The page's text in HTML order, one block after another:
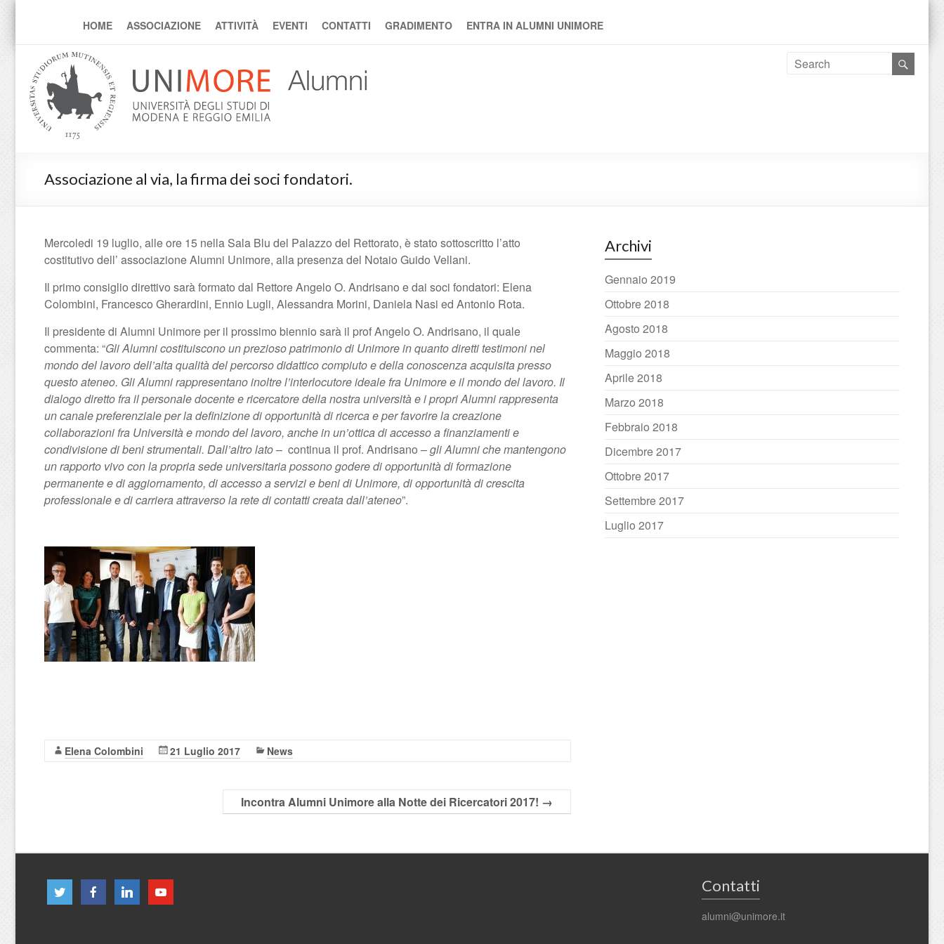
alumni
HOME ASSOCIAZIONE ATTIVITÀ EVENTI CONTATTI GRADIMENTO ENTRA IN ALUMNI UNIMORE
Associazione al via, la firma dei soci fondatori.
Mercoledi 19 luglio, alle ore 15 nella Sala Blu del Palazzo del Rettorato, è stato sottoscritto l’atto
costitutivo dell’ associazione Alumni Unimore, alla presenza del Notaio Guido Vellani.
Il primo consiglio direttivo sarà formato dal Rettore Angelo O. Andrisano e dai soci fondatori: Elena
Colombini, Francesco Gherardini, Ennio Lugli, Alessandra Morini, Daniela Nasi ed Antonio Rota.
Il presidente di Alumni Unimore per il prossimo biennio sarà il prof Angelo O. Andrisano, il quale
commenta: “Gli Alumni costituiscono un prezioso patrimonio di Unimorein quanto diretti testimoni nel
mondo del lavoro dell’alta qualità del percorso didattico compiuto e della conoscenza acquisita presso
questo ateneo. Gli Alumni rappresentano inoltre l’interlocutore ideale fra Unimore e il mondo del lavoro. Il
dialogo diretto fra il personale docente e ricercatore della nostra università e i propri Alumni rappresenta
un canale preferenziale per la definizione di opportunità di ricerca e per favorire la creazione
collaborazioni fra Università e mondo del lavoro, anche in un’ottica di accesso a finanziamenti e
condivisione di beni strumentali. Dall’altro lato– continua il prof. Andrisano –gli Alumni che mantengono
un rapporto vivo con la propria sede universitaria possono godere di opportunità di formazione
permanente e di aggiornamento, di accesso a servizi e beni di Unimore, di opportunità di crescita
professionale e di carriera attraverso la rete di contatti creata dall’ateneo”.
Elena Colombini 21 Luglio 2017 News
Incontra Alumni Unimore alla Notte dei Ricercatori 2017! →
Archivi
Gennaio 2019
Ottobre 2018
Agosto 2018
Maggio 2018
Aprile 2018
Marzo 2018
Febbraio 2018
Dicembre 2017
Ottobre 2017
Settembre 2017
Luglio 2017
Contatti
alumni@unimore.it